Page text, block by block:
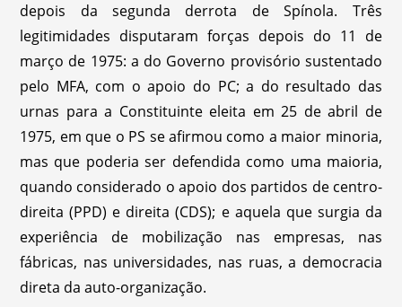
depois da segunda derrota de Spínola. Três
legitimidades disputaram forças depois do 11 de
março de 1975: a do Governo provisório sustentado
pelo MFA, com o apoio do PC; a do resultado das
urnas para a Constituinte eleita em 25 de abril de
1975, em que o PS se afirmou como a maior minoria,
mas que poderia ser defendida como uma maioria,
quando considerado o apoio dos partidos de centro-
direita (PPD) e direita (CDS); e aquela que surgia da
experiência de mobilização nas empresas, nas
fábricas, nas universidades, nas ruas, a democracia
direta da auto-organização.